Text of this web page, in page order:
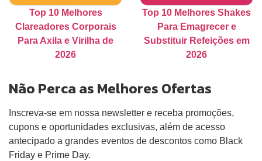
Top 10 Melhores
Clareadores Corporais
Para Axila e Virilha de
2026
Top 10 Melhores Shakes
Para Emagrecer e
Substituir Refeições em
2026
Não Perca as Melhores Ofertas
Inscreva-se em nossa newsletter e receba promoções,
cupons e oportunidades exclusivas, além de acesso
antecipado a grandes eventos de descontos como Black
Friday e Prime Day.